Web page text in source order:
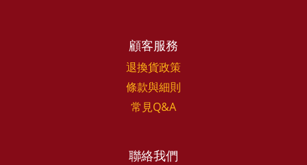
顧客服務
退換貨政策
條款與細則
常見Q&A
聯絡我們